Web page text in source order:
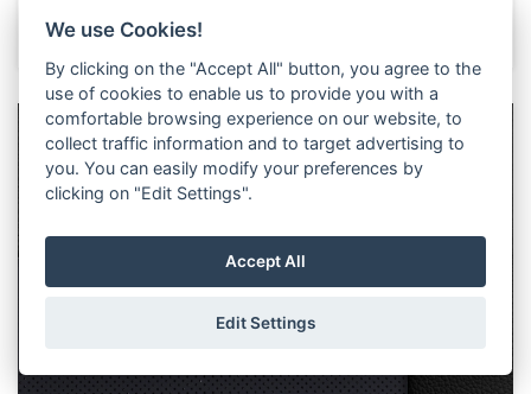
Originální vzor OR 0440
We use Cookies!
By clicking on the "Accept All" button, you agree to the
use of cookies to enable us to provide you with a
comfortable browsing experience on our website, to
collect traffic information and to target advertising to
you. You can easily modify your preferences by
clicking on "Edit Settings".
Accept All
Edit Settings